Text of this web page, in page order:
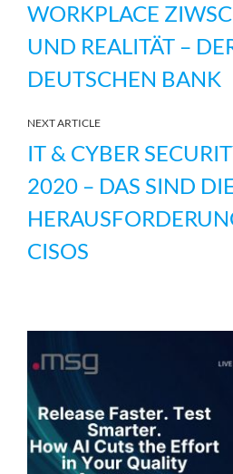
WORKPLACE
UND REALITÄT –
DEUTSCHEN BANK
NEXT ARTICLE
IT & CYBER
2020 – DAS SIND
CISOS